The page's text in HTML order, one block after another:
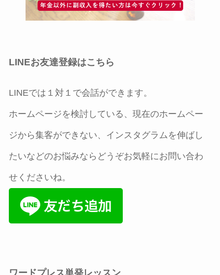
LINEお友達登録はこちら
LINEでは１対１で会話ができます。
ホームページを検討している、現在のホームペー
ジから集客ができない、インスタグラムを伸ばし
たいなどのお悩みならどうぞお気軽にお問い合わ
せくださいね。
ワードプレス単発レッスン